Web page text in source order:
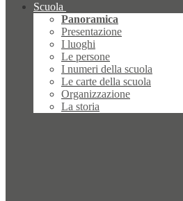
Scuola
Panoramica
Presentazione
I luoghi
Le persone
I numeri della scuola
Le carte della scuola
Organizzazione
La storia